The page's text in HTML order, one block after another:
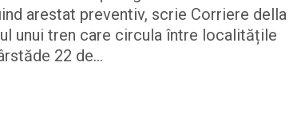
arestat preventiv, scrie Corriere della
unui tren care circula între localitățile
22 de...